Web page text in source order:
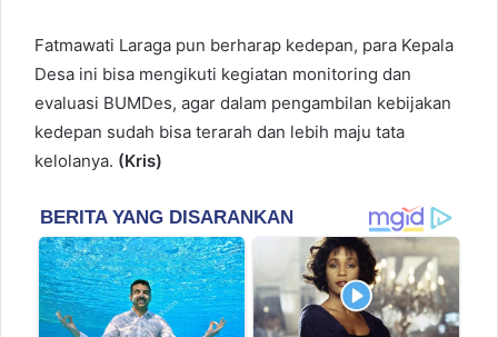
Fatmawati Laraga pun berharap kedepan, para Kepala
Desa ini bisa mengikuti kegiatan monitoring dan
evaluasi BUMDes, agar dalam pengambilan kebijakan
kedepan sudah bisa terarah dan lebih maju tata
kelolanya. (Kris)